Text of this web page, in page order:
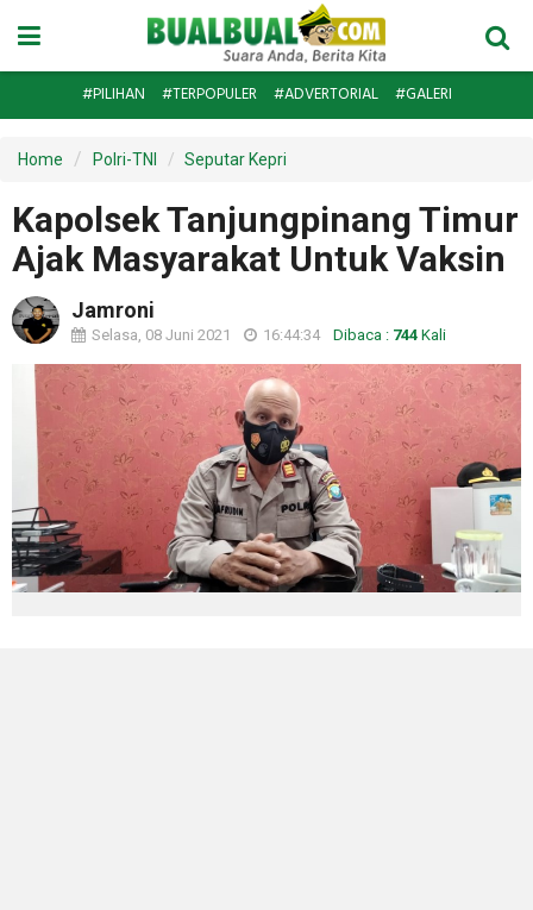
#PILIHAN #TERPOPULER #ADVERTORIAL #GALERI
Home Polri-TNI Seputar Kepri
Kapolsek Tanjungpinang Timur
Ajak Masyarakat Untuk Vaksin
Jamroni
Selasa, 08 Juni 2021 16:44:34 Dibaca : 744 Kali